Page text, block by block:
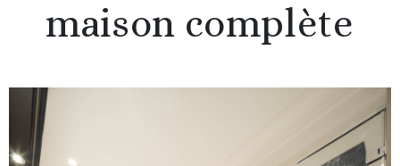
maison complète